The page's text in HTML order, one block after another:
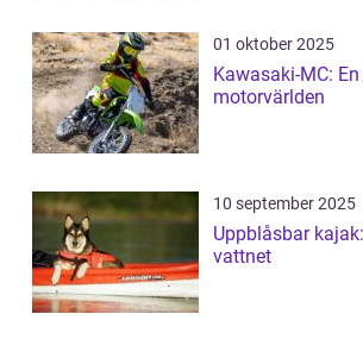
01 oktober 2025
Kawasaki-MC:
motorvärlden
10 september 2025
Uppblåsbar
vattnet